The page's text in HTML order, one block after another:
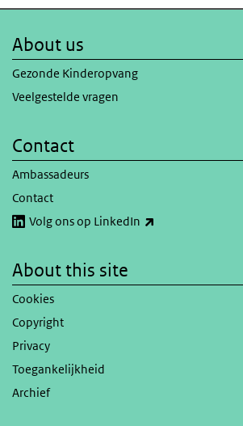
About us
Gezonde Kinderopvang
Veelgestelde vragen
Contact
Ambassadeurs
Contact
Volg ons op LinkedIn
About this site
Cookies
Copyright
Privacy
Toegankelijkheid
Archief